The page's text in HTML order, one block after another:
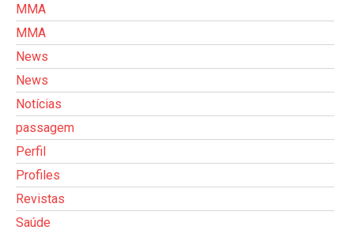
MMA
MMA
News
News
Notícias
passagem
Perfil
Profiles
Revistas
Saúde